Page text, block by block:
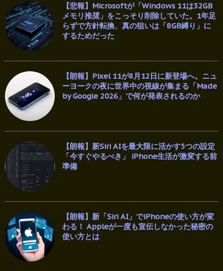
【悲報】Microsoftが「Windows 11は32GB
メモリ推奨」をこっそり削除していた。1年足
らずで方針転換、真の狙いは「8GB縛り」に
するためだった
【朗報】Pixel 11が8月12日に新登場へ。ニュ
ーヨークの夜に世界中の視線が集まる「Made
by Google 2026」で何が発表されるのか
【朗報】新Siri AIを最大限に活かす5つの設定
「今すぐやるべき」 iPhone生活が激変する前
準備
【朗報】新「Siri AI」でiPhoneの使い方が変
わる！ Appleが一度も宣伝しなかった秘密の
使い方とは